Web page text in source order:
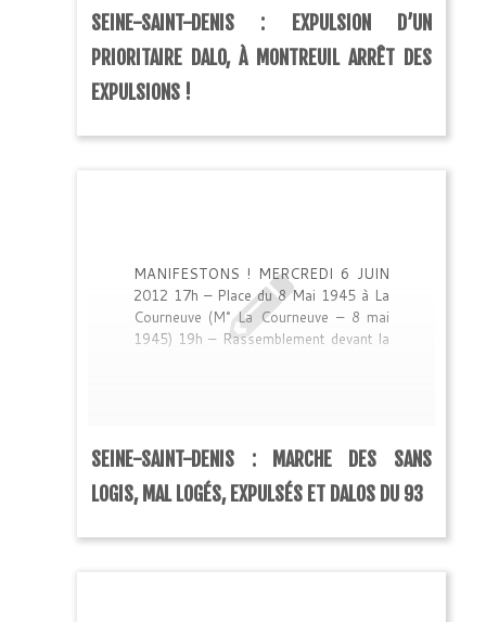
appartenait aux domaines, donc à
l’État, et qu’il n’y avait pas urgence à
expulser car […]
SEINE-SAINT-DENIS : EXPULSION D’UN
PRIORITAIRE DALO, À MONTREUIL ARRÊT DES
EXPULSIONS !
MANIFESTONS ! MERCREDI 6 JUIN
2012 17h – Place du 8 Mai 1945 à La
Courneuve (M° La Courneuve – 8 mai
1945) 19h – Rassemblement devant la
personnes et familles sont menacées
d’être expulsées ou mises à la rue de
leur hôtel ou centre d’hébergement. […]
SEINE-SAINT-DENIS : MARCHE DES SANS
LOGIS, MAL LOGÉS, EXPULSÉS ET DALOS DU 93